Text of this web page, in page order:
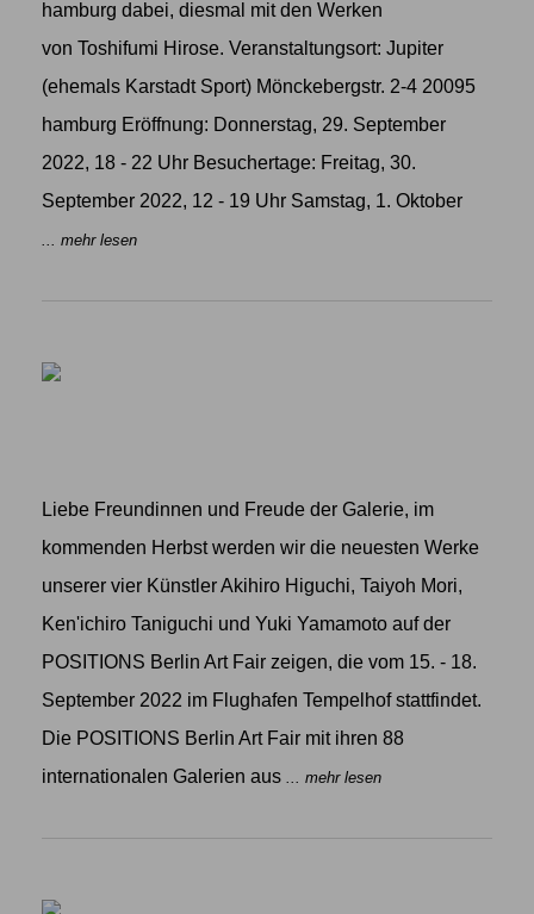
hamburg dabei, diesmal mit den Werken
von Toshifumi Hirose. Veranstaltungsort: Jupiter
(ehemals Karstadt Sport) Mönckebergstr. 2-4 20095
hamburg Eröffnung: Donnerstag, 29. September
2022, 18 - 22 Uhr Besuchertage: Freitag, 30.
September 2022, 12 - 19 Uhr Samstag, 1. Oktober
... mehr lesen
Liebe Freundinnen und Freude der Galerie, im
kommenden Herbst werden wir die neuesten Werke
unserer vier Künstler Akihiro Higuchi, Taiyoh Mori,
Ken'ichiro Taniguchi und Yuki Yamamoto auf der
POSITIONS Berlin Art Fair zeigen, die vom 15. - 18.
September 2022 im Flughafen Tempelhof stattfindet.
Die POSITIONS Berlin Art Fair mit ihren 88
internationalen Galerien aus
... mehr lesen